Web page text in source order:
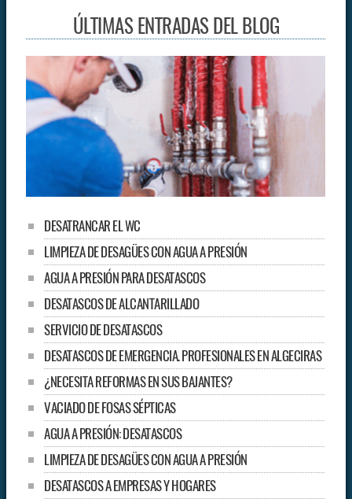
ÚLTIMAS ENTRADAS DEL BLOG
DESATRANCAR EL WC
LIMPIEZA DE DESAGÜES CON AGUA A PRESIÓN
AGUA A PRESIÓN PARA DESATASCOS
DESATASCOS DE ALCANTARILLADO
SERVICIO DE DESATASCOS
DESATASCOS DE EMERGENCIA. PROFESIONALES EN ALGECIRAS
¿NECESITA REFORMAS EN SUS BAJANTES?
VACIADO DE FOSAS SÉPTICAS
AGUA A PRESIÓN: DESATASCOS
LIMPIEZA DE DESAGÜES CON AGUA A PRESIÓN
DESATASCOS A EMPRESAS Y HOGARES